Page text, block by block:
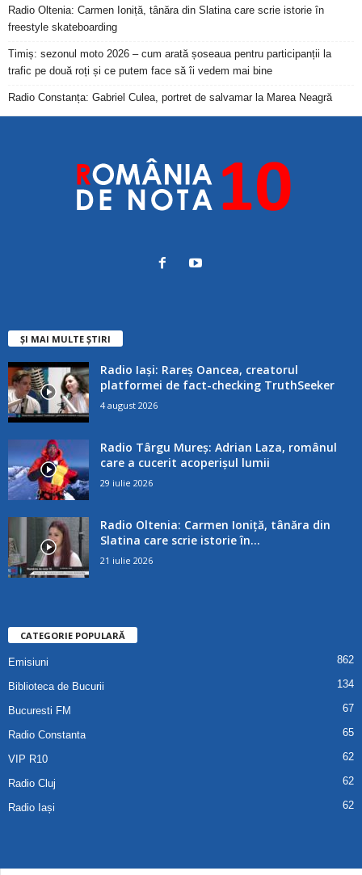
Radio Oltenia: Carmen Ioniță, tânăra din Slatina care scrie istorie în
freestyle skateboarding
Timiș: sezonul moto 2026 – cum arată șoseaua pentru participanții la
trafic pe două roți și ce putem face să îi vedem mai bine
Radio Constanța: Gabriel Culea, portret de salvamar la Marea Neagră
ȘI MAI MULTE ȘTIRI
Radio Iași: Rareș Oancea, creatorul
platformei de fact-checking TruthSeeker
4 august 2026
Radio Târgu Mureș: Adrian Laza, românul
care a cucerit acoperișul lumii
29 iulie 2026
Radio Oltenia: Carmen Ioniță, tânăra din
Slatina care scrie istorie în...
21 iulie 2026
CATEGORIE POPULARĂ
Emisiuni 862
Biblioteca de Bucurii 134
Bucuresti FM 67
Radio Constanta 65
VIP R10 62
Radio Cluj 62
Radio Iași 62